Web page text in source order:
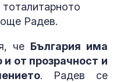
Радев.
че България има
от прозрачност и
. Радев се